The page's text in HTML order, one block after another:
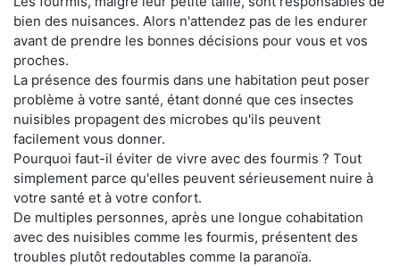
bien des nuisances. Alors n'attendez pas de les endurer
avant de prendre les bonnes décisions pour vous et vos
proches.
La présence des fourmis dans une habitation peut poser
problème à votre santé, étant donné que ces insectes
nuisibles propagent des microbes qu'ils peuvent
facilement vous donner.
Pourquoi faut-il éviter de vivre avec des fourmis ? Tout
simplement parce qu'elles peuvent sérieusement nuire à
votre santé et à votre confort.
De multiples personnes, après une longue cohabitation
avec des nuisibles comme les fourmis, présentent des
troubles plutôt redoutables comme la paranoïa.